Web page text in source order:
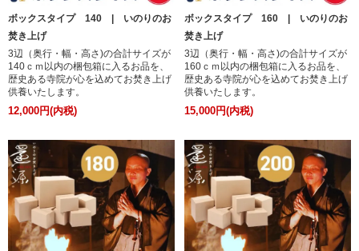
ボックスタイプ 140 | いのりのお
焚き上げ
3辺（奥行・幅・高さ)の合計サイズが
140ｃｍ以内の梱包箱に入るお品を、
歴史ある寺院が心を込めてお焚き上げ
供養いたします。
12,000円(内税)
ボックスタイプ 160 | いのりのお
焚き上げ
3辺（奥行・幅・高さ)の合計サイズが
160ｃｍ以内の梱包箱に入るお品を、
歴史ある寺院が心を込めてお焚き上げ
供養いたします。
15,000円(内税)